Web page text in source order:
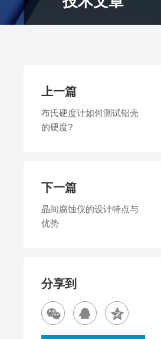
上一篇
布氏硬度计如何测试铝壳
的硬度?
下一篇
晶间腐蚀仪的设计特点与
优势
分享到